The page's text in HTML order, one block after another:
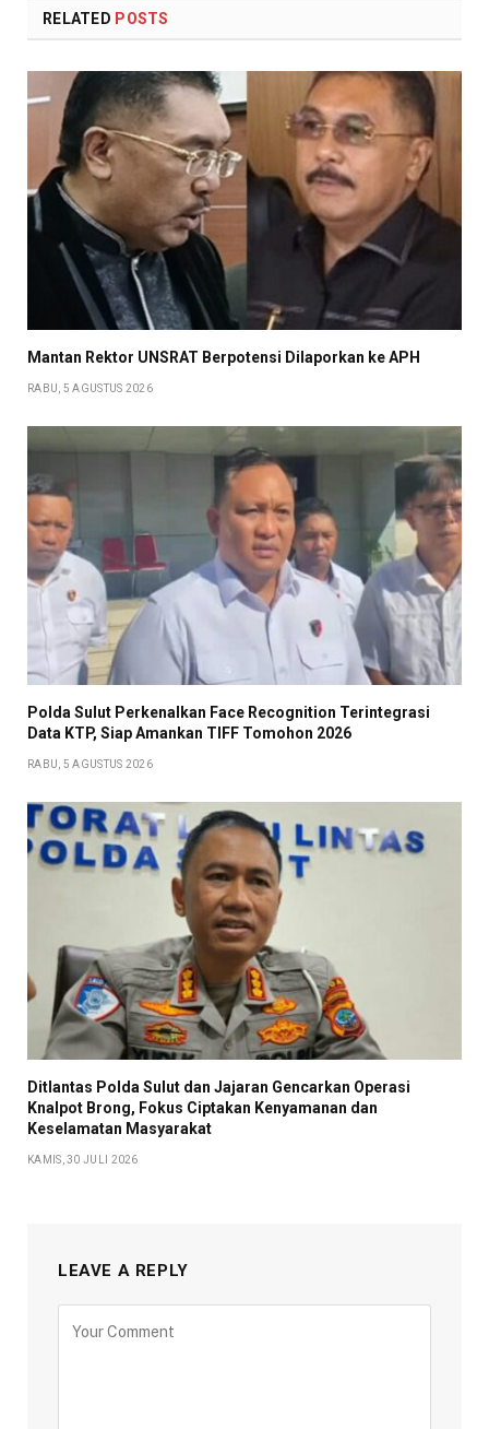
RELATED POSTS
Mantan Rektor UNSRAT Berpotensi Dilaporkan ke APH
RABU, 5 AGUSTUS 2026
Polda Sulut Perkenalkan Face Recognition Terintegrasi
Data KTP, Siap Amankan TIFF Tomohon 2026
RABU, 5 AGUSTUS 2026
Ditlantas Polda Sulut dan Jajaran Gencarkan Operasi
Knalpot Brong, Fokus Ciptakan Kenyamanan dan
Keselamatan Masyarakat
KAMIS, 30 JULI 2026
LEAVE A REPLY